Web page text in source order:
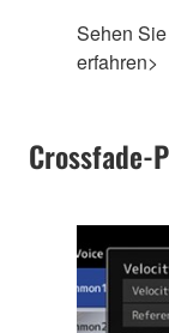
Sehen
erfahren>
Crossfade-